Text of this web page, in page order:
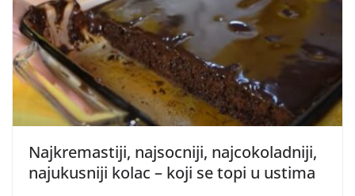
Najkremastiji, najsocniji, najcokoladniji,
najukusniji kolac – koji se topi u ustima